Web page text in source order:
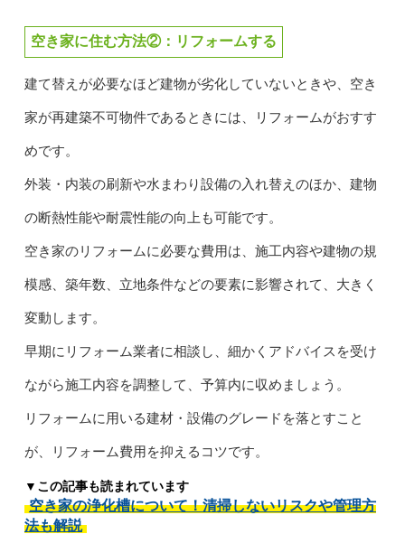
空き家に住む方法②：リフォームする
建て替えが必要なほど建物が劣化していないときや、空き
家が再建築不可物件であるときには、リフォームがおすす
めです。
外装・内装の刷新や水まわり設備の入れ替えのほか、建物
の断熱性能や耐震性能の向上も可能です。
空き家のリフォームに必要な費用は、施工内容や建物の規
模感、築年数、立地条件などの要素に影響されて、大きく
変動します。
早期にリフォーム業者に相談し、細かくアドバイスを受け
ながら施工内容を調整して、予算内に収めましょう。
リフォームに用いる建材・設備のグレードを落とすこと
が、リフォーム費用を抑えるコツです。
▼この記事も読まれています
空き家の浄化槽について！清掃しないリスクや管理方
法も解説